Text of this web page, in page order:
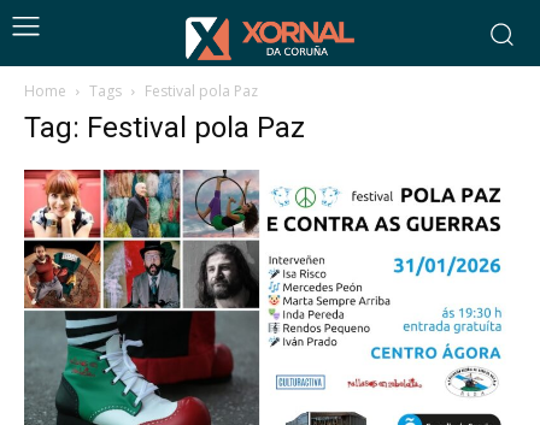
Home Tags Festival pola Paz
Tag: Festival pola Paz